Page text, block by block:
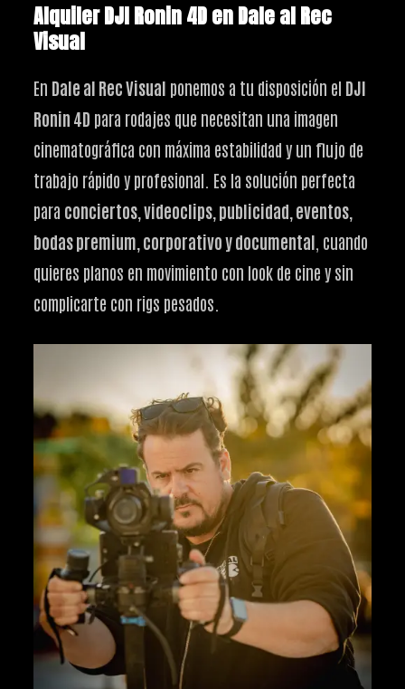
Alquiler DJI Ronin 4D en Dale al Rec
Visual
En Dale al Rec Visual ponemos a tu disposición el DJI
Ronin 4D para rodajes que necesitan una imagen
cinematográfica con máxima estabilidad y un flujo de
trabajo rápido y profesional. Es la solución perfecta
para conciertos, videoclips, publicidad, eventos,
bodas premium, corporativo y documental , cuando
quieres planos en movimiento con look de cine y sin
complicarte con rigs pesados.